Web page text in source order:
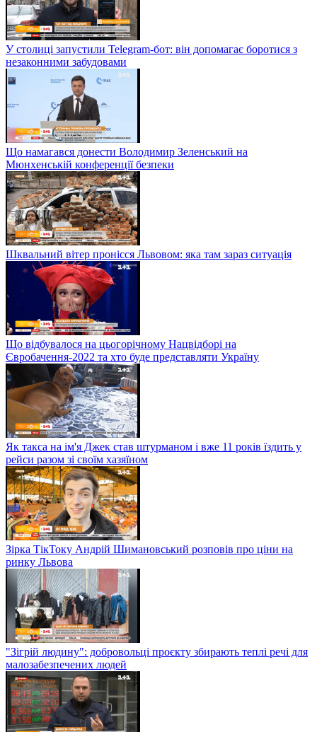
У столиці запустили Telegram-бот: він допомагає боротися з
незаконними забудовами
Що намагався донести Володимир Зеленський на
Мюнхенській конференції безпеки
Шквальний вітер пронісся Львовом: яка там зараз ситуація
Що відбувалося на цьогорічному Нацвідборі на
Євробачення-2022 та хто буде представляти Україну
Як такса на ім'я Джек став штурманом і вже 11 років їздить у
рейси разом зі своїм хазяїном
Зірка ТікТоку Андрій Шимановський розповів про ціни на
ринку Львова
"Зігрій людину": добровольці проєкту збирають теплі речі для
малозабезпечених людей